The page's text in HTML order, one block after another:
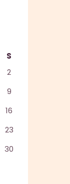
S
2
9
16
23
30